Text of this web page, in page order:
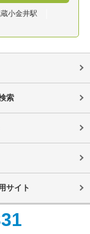
小金井駅
索
サイト